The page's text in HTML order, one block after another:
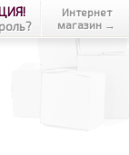
Интернет
магазин →